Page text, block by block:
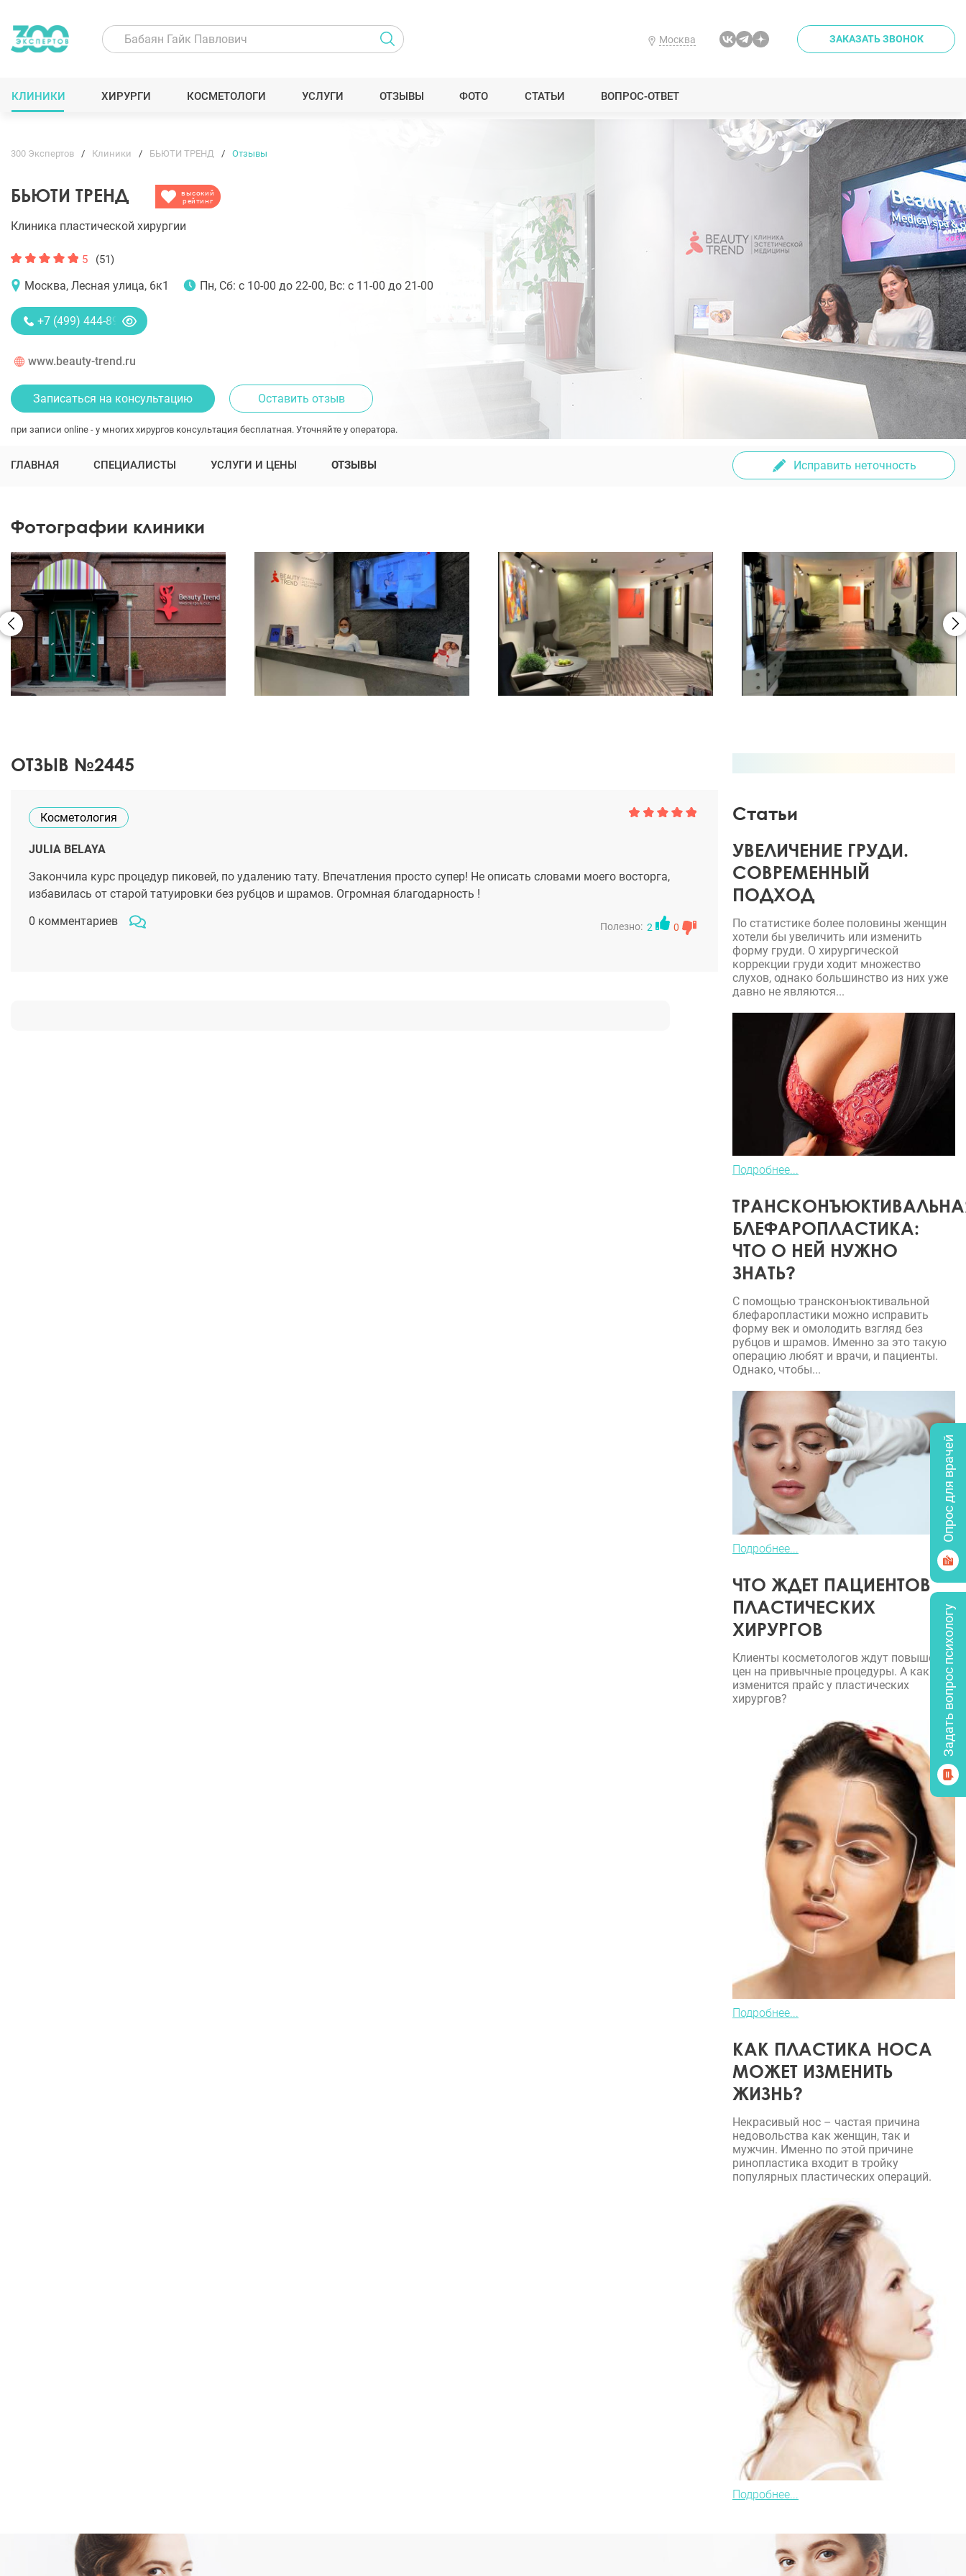
Москва ЗАКАЗАТЬ ЗВОНОК
КЛИНИКИ ХИРУРГИ КОСМЕТОЛОГИ УСЛУГИ ОТЗЫВЫ ФОТО СТАТЬИ ВОПРОС-ОТВЕТ
300 Экспертов Клиники БЬЮТИ ТРЕНД Отзывы
БЬЮТИ ТРЕНД
высокий
рейтинг
Клиника пластической хирургии
5 (51)
Москва, Лесная улица, 6к1 Пн, Сб: с 10-00 до 22-00, Вс: с 11-00 до 21-00
+7 (499) 444-89-28
www.beauty-trend.ru
Записаться на консультацию Оставить отзыв
при записи online - у многих хирургов консультация бесплатная. Уточняйте у оператора.
ГЛАВНАЯ СПЕЦИАЛИСТЫ УСЛУГИ И ЦЕНЫ ОТЗЫВЫ Исправить неточность
Фотографии клиники
ОТЗЫВ №2445
Косметология
JULIA BELAYA
Закончила курс процедур пиковей, по удалению тату. Впечатления просто супер! Не описать словами моего восторга,
избавилась от старой татуировки без рубцов и шрамов. Огромная благодарность !
0 комментариев
Полезно: 2 0
Статьи
УВЕЛИЧЕНИЕ ГРУДИ.
СОВРЕМЕННЫЙ
ПОДХОД
По статистике более половины женщин
хотели бы увеличить или изменить
форму груди. О хирургической
коррекции груди ходит множество
слухов, однако большинство из них уже
давно не являются...
Подробнее...
БЛЕФАРОПЛАСТИКА:
ЧТО О НЕЙ НУЖНО
ЗНАТЬ?
С помощью трансконъюктивальной
блефаропластики можно исправить
форму век и омолодить взгляд без
рубцов и шрамов. Именно за это такую
операцию любят и врачи, и пациенты.
Однако, чтобы...
Подробнее...
ЧТО ЖДЕТ ПАЦИЕНТОВ
ПЛАСТИЧЕСКИХ
ХИРУРГОВ
Клиенты косметологов ждут повышения
цен на привычные процедуры. А как
изменится прайс у пластических
хирургов?
Подробнее...
КАК ПЛАСТИКА НОСА
МОЖЕТ ИЗМЕНИТЬ
ЖИЗНЬ?
Некрасивый нос – частая причина
недовольства как женщин, так и
мужчин. Именно по этой причине
ринопластика входит в тройку
популярных пластических операций.
Подробнее...
Опрос для врачей
Задать вопрос психологу